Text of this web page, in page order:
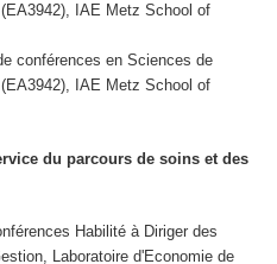
IAE Metz School of
conférences en Sciences de
IAE Metz School of
du parcours de soins et des
Habilité à Diriger des
Laboratoire d'Economie de